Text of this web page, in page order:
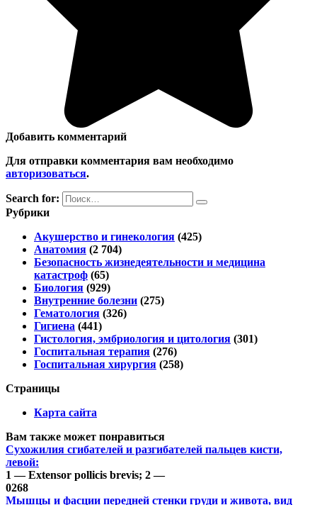
Добавить комментарий
Для отправки комментария вам необходимо
авторизоваться.
Search for:
Рубрики
Акушерство и гинекология (425)
Анатомия (2 704)
Безопасность жизнедеятельности и медицина
катастроф (65)
Биология (929)
Внутренние болезни (275)
Гематология (326)
Гигиена (441)
Гистология, эмбриология и цитология (301)
Госпитальная терапия (276)
Госпитальная хирургия (258)
Страницы
Карта сайта
Вам также может понравиться
Сухожилия сгибателей и разгибателей пальцев кисти,
левой:
1 — Extensor pollicis brevis; 2 —
0268
Мышцы и фасции передней стенки груди и живота, вид